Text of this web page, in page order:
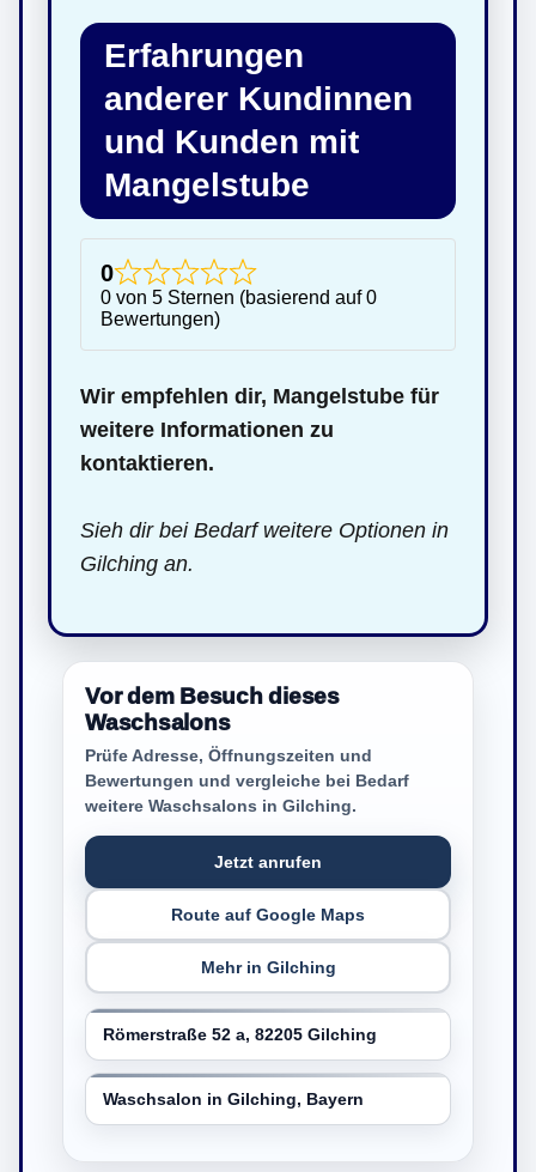
Erfahrungen
anderer Kundinnen
und Kunden mit
Mangelstube
0
0 von 5 Sternen (basierend auf 0
Bewertungen)
Wir empfehlen dir, Mangelstube für
weitere Informationen zu
kontaktieren.
Sieh dir bei Bedarf weitere Optionen in
Gilching an.
Vor dem Besuch dieses
Waschsalons
Prüfe Adresse, Öffnungszeiten und
Bewertungen und vergleiche bei Bedarf
weitere Waschsalons in Gilching.
Jetzt anrufen
Route auf Google Maps
Mehr in Gilching
Römerstraße 52 a, 82205 Gilching
Waschsalon in Gilching, Bayern